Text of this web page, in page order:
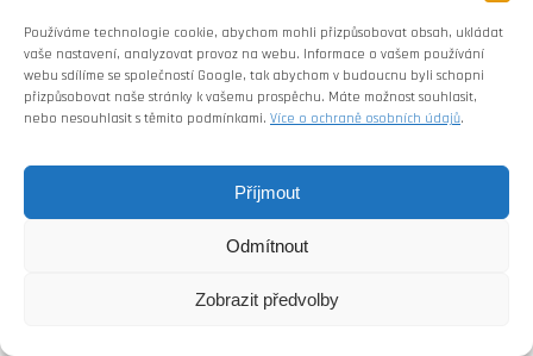
Používáme technologie cookie, abychom mohli přizpůsobovat obsah, ukládat
vaše nastavení, analyzovat provoz na webu. Informace o vašem používání
webu sdílíme se společností Google, tak abychom v budoucnu byli schopni
přizpůsobovat naše stránky k vašemu prospěchu. Máte možnost souhlasit,
nebo nesouhlasit s těmito podmínkami. Více o ochraně osobních údajů.
Příjmout
Odmítnout
Zobrazit předvolby